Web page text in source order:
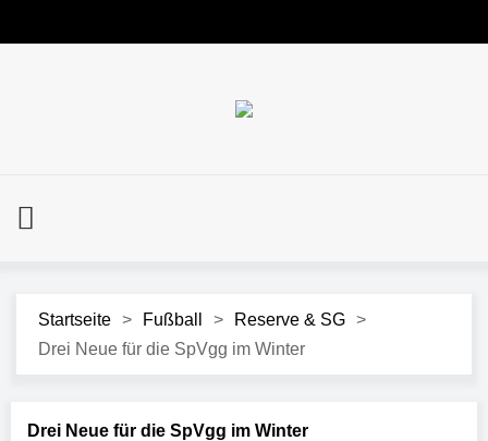
Startseite > Fußball > Reserve & SG >
Drei Neue für die SpVgg im Winter
Drei Neue für die SpVgg im Winter